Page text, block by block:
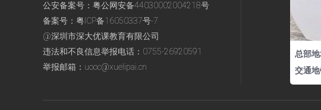
公安备案号： 粤公网安备44030002004218号
备案号： 粤ICP备16050337号-7
@深圳市深大优课教育有限公司
违法和不良信息举报电话： 0755-26920591
举报邮箱： uooc@xuelipai.cn
总部地
交通地